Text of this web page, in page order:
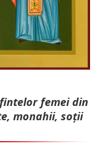
femei din
monahii, soții